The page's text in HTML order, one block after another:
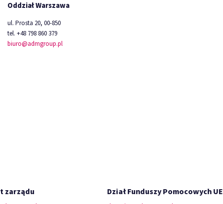
Oddział Warszawa
ul. Prosta 20, 00-850
tel. +48 798 860 379
biuro@admgroup.pl
zarządu Dział Funduszy Pomocowych UE